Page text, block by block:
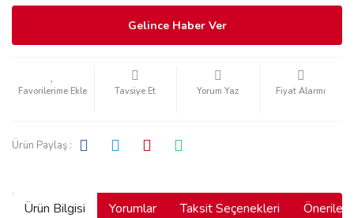
Gelince Haber Ver
Tavsiye Et Yorum Yaz Fiyat Alarmı
Ürün Paylaş :
Ürün Bilgisi Yorumlar Taksit Seçenekleri